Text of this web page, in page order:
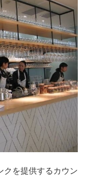
クを提供するカウン